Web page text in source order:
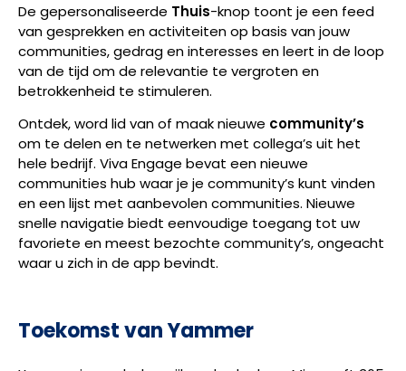
De gepersonaliseerde Thuis-knop toont je een feed
van gesprekken en activiteiten op basis van jouw
communities, gedrag en interesses en leert in de loop
van de tijd om de relevantie te vergroten en
betrokkenheid te stimuleren.
Ontdek, word lid van of maak nieuwe community’s
om te delen en te netwerken met collega’s uit het
hele bedrijf. Viva Engage bevat een nieuwe
communities hub waar je je community’s kunt vinden
en een lijst met aanbevolen communities. Nieuwe
snelle navigatie biedt eenvoudige toegang tot uw
favoriete en meest bezochte community’s, ongeacht
waar u zich in de app bevindt.
Toekomst van Yammer